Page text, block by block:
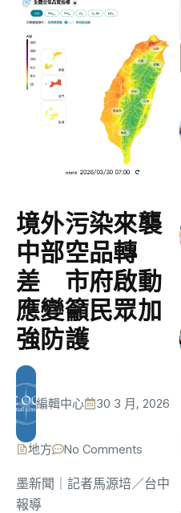
境外污染來襲
中部空品轉
差 市府啟動
應變籲民眾加
強防護
編輯中心 30 3 月, 2026
地方 No Comments
墨新聞 ｜記者馬源培／台中
報導